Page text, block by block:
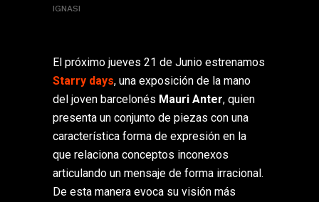
IGNASI
El próximo jueves 21 de Junio estrenamos
Starry days, una exposición de la mano
del joven barcelonés Mauri Anter, quien
presenta un conjunto de piezas con una
característica forma de expresión en la
que relaciona conceptos inconexos
articulando un mensaje de forma irracional.
De esta manera evoca su visión más